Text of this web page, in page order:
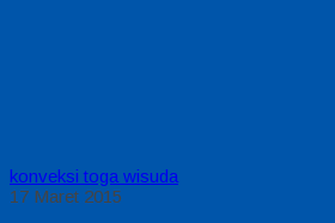
konveksi toga wisuda
17 Maret 2015